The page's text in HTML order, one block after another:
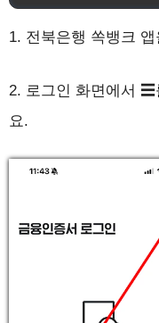
1. 전북은행 쏙뱅크
2. 로그인 화면에서 ☰
요.